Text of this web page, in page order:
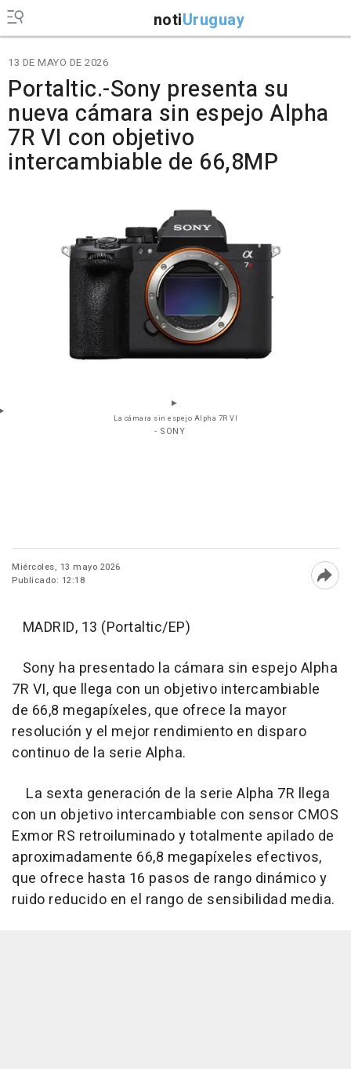
notiUruguay
13 DE MAYO DE 2026
Portaltic.-Sony presenta su
nueva cámara sin espejo Alpha
7R VI con objetivo
intercambiable de 66,8MP
La cámara sin espejo Alpha 7R VI
- SONY
Miércoles, 13 mayo 2026
Publicado: 12:18
MADRID, 13 (Portaltic/EP)
Sony ha presentado la cámara sin espejo Alpha
7R VI, que llega con un objetivo intercambiable
de 66,8 megapíxeles, que ofrece la mayor
resolución y el mejor rendimiento en disparo
continuo de la serie Alpha.
La sexta generación de la serie Alpha 7R llega
con un objetivo intercambiable con sensor CMOS
Exmor RS retroiluminado y totalmente apilado de
aproximadamente 66,8 megapíxeles efectivos,
que ofrece hasta 16 pasos de rango dinámico y
ruido reducido en el rango de sensibilidad media.